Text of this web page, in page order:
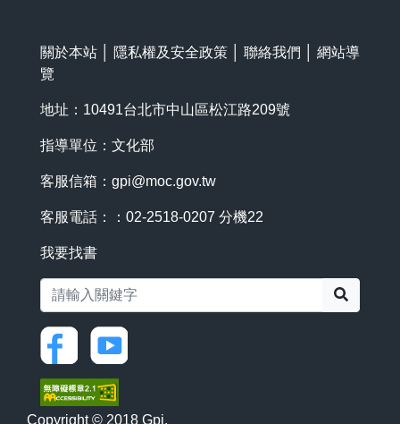
關於本站 隱私權及安全政策 聯絡我們
網站導
覽
地址：10491台北市中山區松江路209號
指導單位：文化部
客服信箱： gpi@moc.gov.tw
客服電話：：02-2518-0207 分機22
我要找書
Copyright © 2018 Gpi.